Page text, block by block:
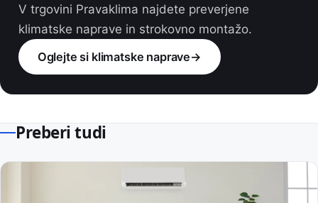
V trgovini Pravaklima najdete preverjene
klimatske naprave in strokovno montažo.
Oglejte si klimatske naprave→
Preberi tudi